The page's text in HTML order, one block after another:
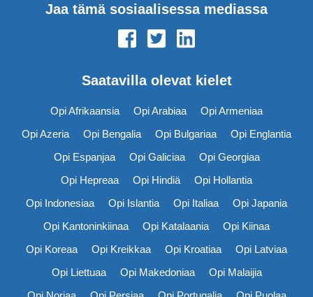
Jaa tämä sosiaalisessa mediassa
Saatavilla olevat kielet
Opi Afrikaansia Opi Arabiaa
Opi Armeniaa
Opi Azeria
Opi Bengalia Opi Bulgariaa
Opi Englantia
Opi Espanjaa
Opi Galiciaa
Opi Georgiaa
Opi Hepreaa
Opi Hindiä
Opi Hollantia
Opi Indonesiaa
Opi Islantia Opi Italiaa
Opi Japania
Opi Kantoninkiinaa
Opi Katalaania
Opi Kiinaa
Opi Koreaa
Opi Kreikkaa Opi Kroatiaa
Opi Latviaa
Opi Liettuaa
Opi Makedoniaa
Opi Malaijia